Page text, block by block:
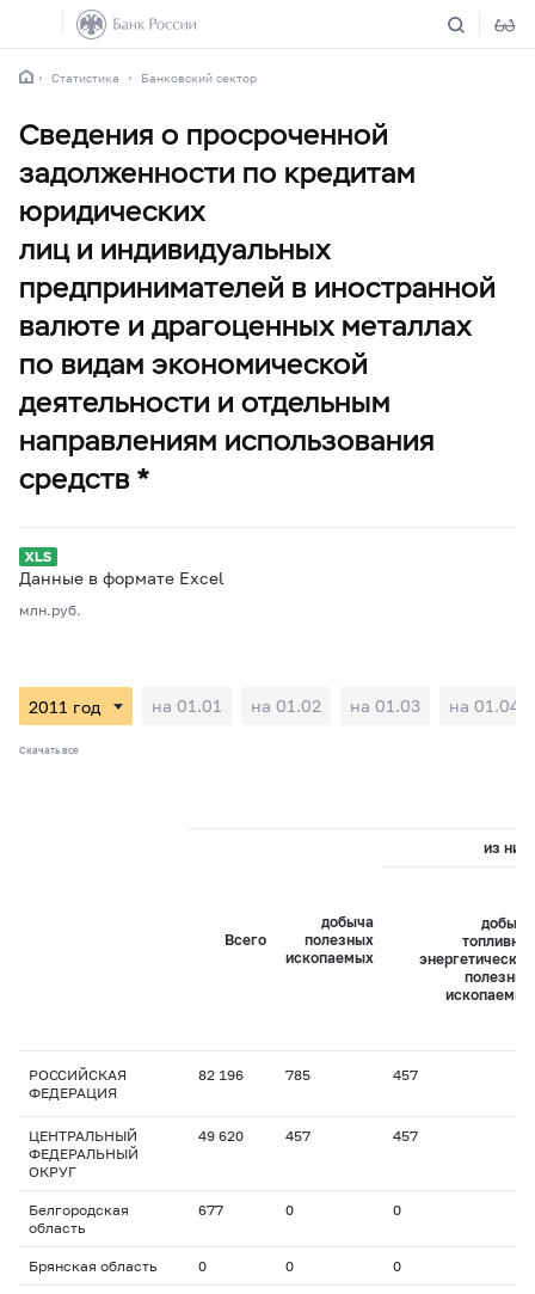
Статистика Банковский сектор
Сведения о просроченной
задолженности по кредитам
юридических
лиц и индивидуальных
предпринимателей в иностранной
валюте и драгоценных металлах
по видам экономической
деятельности и отдельным
направлениям использования
средств *
Данные в формате Excel
млн.руб.
на 01.01 на 01.02 на 01.03 на 01.04
Скачать все
Всего
добыча
полезных
ископаемых
из них:
добыча
топливно-
энергетических
полезных
ископаемых
РОССИЙСКАЯ
ФЕДЕРАЦИЯ
82 196 785 457
ЦЕНТРАЛЬНЫЙ
ФЕДЕРАЛЬНЫЙ
ОКРУГ
49 620 457 457
Белгородская
область
677 0 0
Брянская область 0 0 0